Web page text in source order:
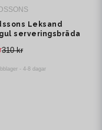
Leksand
serveringsbräda
310 kr
- 4-8 dagar